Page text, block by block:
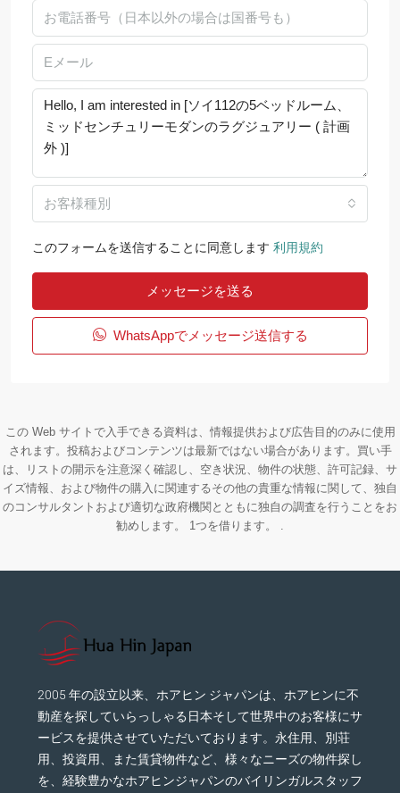
お客様種別
このフォームを送信することに同意します 利用規約
メッセージを送る
WhatsAppでメッセージ送信する
この Web サイトで入手できる資料は、情報提供および広告目的のみに使用
されます。投稿およびコンテンツは最新ではない場合があります。買い手
は、リストの開示を注意深く確認し、空き状況、物件の状態、許可記録、サ
イズ情報、および物件の購入に関連するその他の貴重な情報に関して、独自
のコンサルタントおよび適切な政府機関とともに独自の調査を行うことをお
勧めします。 1つを借ります。 .
2005 年の設立以来、ホアヒン ジャパンは、ホアヒンに不
動産を探していらっしゃる日本そして世界中のお客様にサ
ービスを提供させていただいております。永住用、別荘
用、投資用、また賃貸物件など、様々なニーズの物件探し
を、経験豊かなホアヒンジャパンのバイリンガルスタッフ